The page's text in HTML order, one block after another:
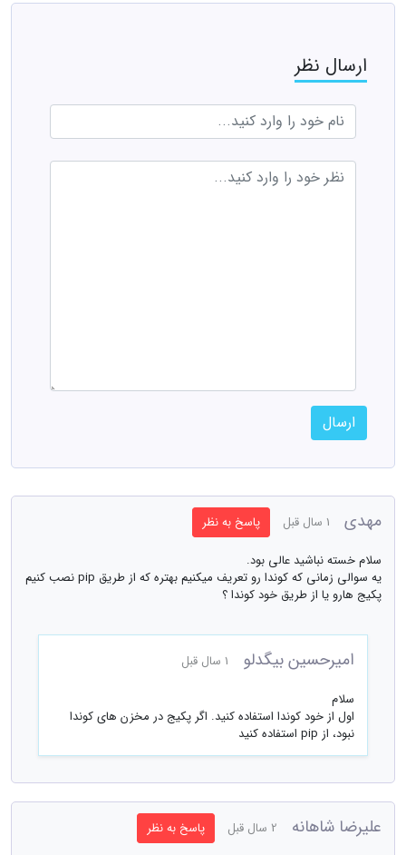
ارسال نظر
ارسال
مهدی 1 سال قبل
پاسخ به نظر
سلام خسته نباشید عالی بود.
یه سوالی زمانی که کوندا رو تعریف میکنیم بهتره که از طریق pip نصب کنیم
پکیج هارو یا از طریق خود کوندا ؟
امیرحسین بیگدلو
1 سال قبل
سلام
اول از خود کوندا استفاده کنید. اگر پکیج در مخزن های کوندا
نبود، از pip استفاده کنید
علیرضا شاهانه 2 سال قبل
پاسخ به نظر